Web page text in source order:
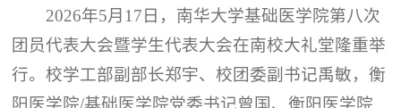
2026年5月17日，南华大学基础医学院第八次
团员代表大会暨学生代表大会在南校大礼堂隆重举
行。校学工部副部长郑宇、校团委副书记禹敏，衡
阳医学院/基础医学院党委书记曾国、衡阳医学院